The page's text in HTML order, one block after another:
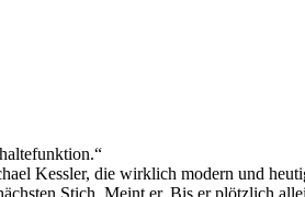
Kessler, die wirklich modern und
Stich. Meint er. Bis er plötzlich